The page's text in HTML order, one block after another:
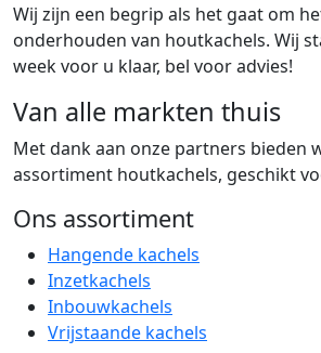
Wij zijn een begrip als het gaat om
onderhouden van houtkachels. Wij
week voor u klaar, bel voor advies!
Van alle markten thuis
Met dank aan onze partners bieden
assortiment houtkachels, geschikt
Ons assortiment
Hangende kachels
Inzetkachels
Inbouwkachels
Vrijstaande kachels